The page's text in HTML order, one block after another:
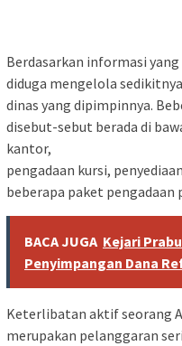
Berdasarkan informasi
diduga mengelola
dinas yang dipimpinnya.
disebut-sebut berada di
kantor,
pengadaan kursi,
beberapa paket pengadaan
BACA JUGA Kejari
Penyimpangan Dana
Keterlibatan aktif seorang
merupakan pelanggaran